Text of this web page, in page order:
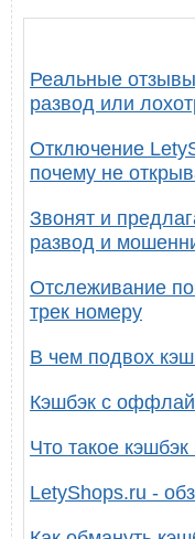
Реальные
развод или
Отключение
почему не
Звонят и
развод и
Отслеживание
трек номеру
В чем подвох
Кэшбэк с
Что такое кэшбэк
LetyShops.ru -